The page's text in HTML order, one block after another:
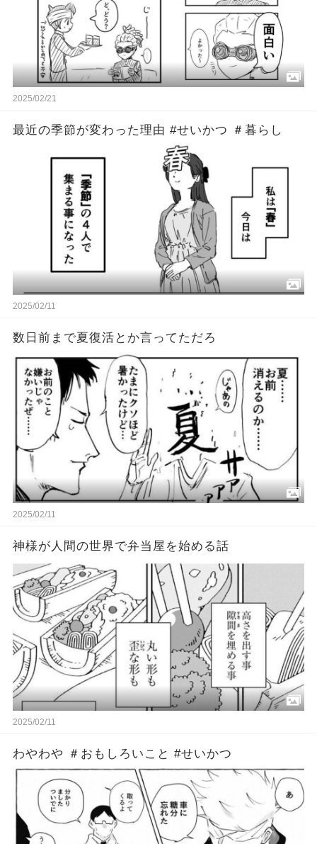
2025/02/21
最近の季節が変わった理由 #せいかつ ＃暮らし
2025/02/11
数日前まで夏復活とか言ってただろ
2025/02/11
神様が人間の世界で弁当屋を始める話
2025/02/11
わやわや ＃おもしろいこと #せいかつ